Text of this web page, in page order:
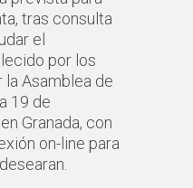
tras consulta
el
por los
Asamblea de
19 de
Granada, con
on-line para